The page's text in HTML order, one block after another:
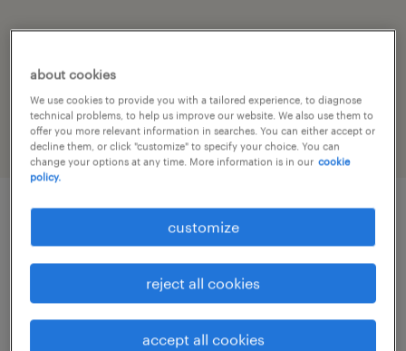
job category
biotechnology & pharmaceutical
社名非公開
about cookies
We use cookies to provide you with a tailored experience, to diagnose
technical problems, to help us improve our website. We also use them to
offer you more relevant information in searches. You can either accept or
decline them, or click "customize" to specify your choice. You can
change your options at any time. More information is in our cookie
policy.
customize
reject all cookies
accept all cookies